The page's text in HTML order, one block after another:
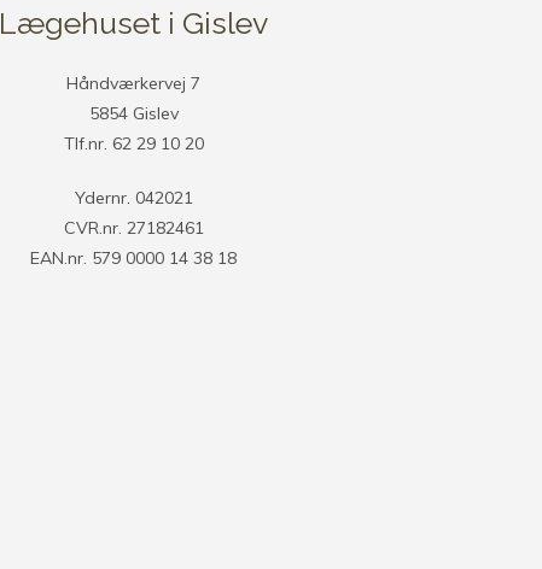
Lægehuset i Gislev
Håndværkervej 7
5854 Gislev
Tlf.nr. 62 29 10 20
Ydernr. 042021
CVR.nr. 27182461
EAN.nr. 579 0000 14 38 18